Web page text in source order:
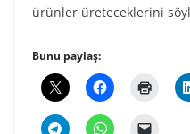
ürünler üreteceklerini
Bunu paylaş: